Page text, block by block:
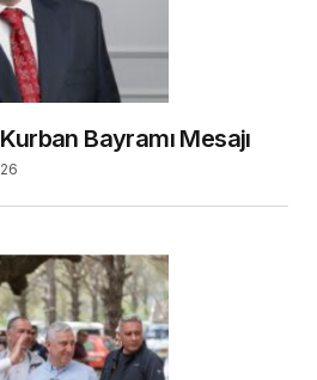
Bayramı Mesajı